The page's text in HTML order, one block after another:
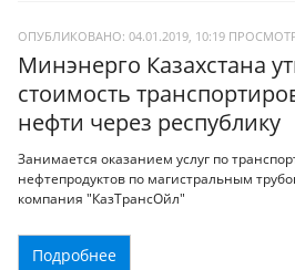
ОПУБЛИКОВАНО: 04.01.2019, 10:19
Минэнерго Казахстана
стоимость
нефти через республику
Занимается оказанием услуг по
нефтепродуктов по магистральным
компания "КазТрансОйл"
Подробнее